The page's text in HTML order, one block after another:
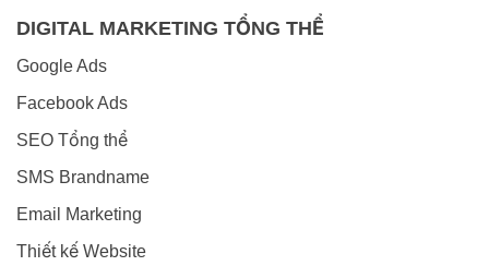
DIGITAL MARKETING TỔNG THỂ
Google Ads
Facebook Ads
SEO Tổng thể
SMS Brandname
Email Marketing
Thiết kế Website